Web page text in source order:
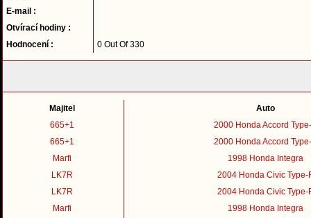
E-mail :
Otvírací hodiny :
Hodnocení :
0 Out Of 330
Majitel
Auto
665+1
2000 Honda Accord
665+1
2000 Honda Accord
Marfi
1998 Honda Integra
LK7R
2004 Honda Civic Type-
LK7R
2004 Honda Civic Type-
Marfi
1998 Honda Integra